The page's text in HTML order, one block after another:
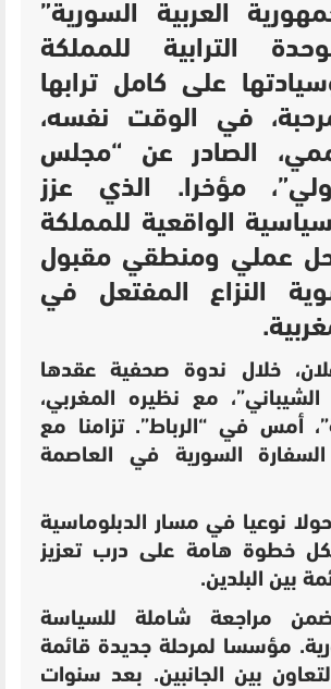
العربية السورية”
الترابية للمملكة
على كامل ترابها
في الوقت نفسه،
الصادر عن “مجلس
مؤخرا. الذي عزز
الواقعية للمملكة
عملي ومنطقي مقبول
النزاع المفتعل في
خلال ندوة صحفية عقدها
مع نظيره المغربي،
أمس في “الرباط”. تزامنا مع
السورية في العاصمة
نوعيا في مسار الدبلوماسية
خطوة هامة على درب تعزيز
بين البلدين.
ضمن مراجعة شاملة للسياسة
مؤسسا لمرحلة جديدة قائمة
بين الجانبين. بعد سنوات